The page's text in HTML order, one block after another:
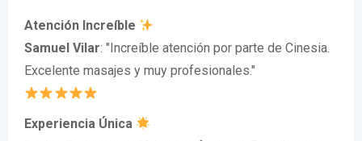
Atención Increíble
Samuel Vilar: "Increíble atención por parte de Cinesia.
Excelente masajes y muy profesionales."
Experiencia Única